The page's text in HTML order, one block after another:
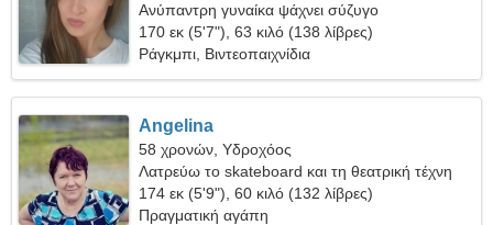
Ανύπαντρη γυναίκα ψάχνει σύζυγο
170 εκ (5'7"), 63 κιλό (138 λίβρες)
Ράγκμπι, Βιντεοπαιχνίδια
Angelina
58 χρονών, Υδροχόος
Λατρεύω το skateboard και τη θεατρική τέχνη
174 εκ (5'9"), 60 κιλό (132 λίβρες)
Πραγματική αγάπη